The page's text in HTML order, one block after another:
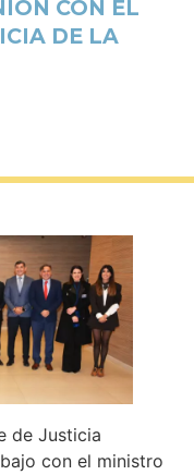
CON EL
DE LA
de Justicia
con el ministro